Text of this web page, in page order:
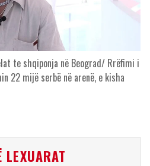
te shqiponja në Beograd/ Rrëfimi i
22 mijë serbë në arenë, e kisha
LEXUARAT